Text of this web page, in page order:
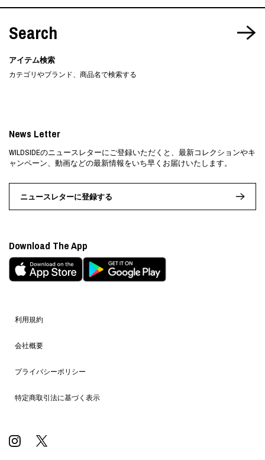
Search
アイテム検索
カテゴリやブランド、商品名で検索する
利用規約
会社概要
プライバシーポリシー
特定商取引法に基づく表示
News Letter
WILDSIDEのニュースレターにご登録いただくと、最新コレクションやキ
ャンペーン、動画などの最新情報をいち早くお届けいたします。
ニュースレターに登録する
Download The App